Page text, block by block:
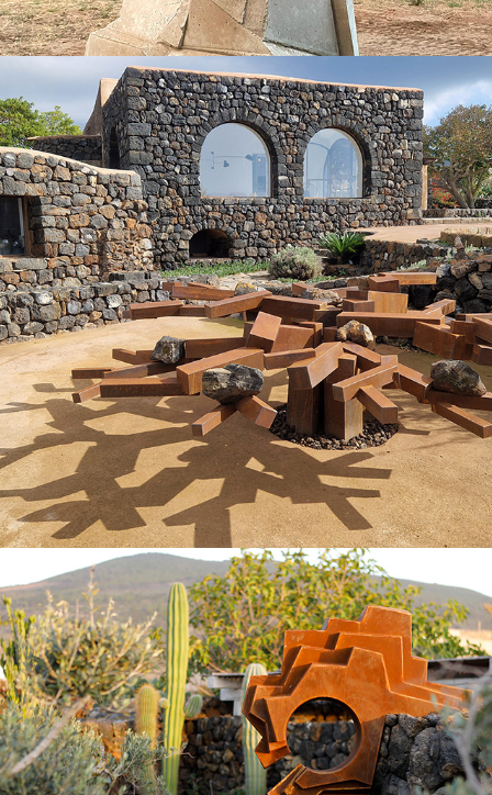
2024
L'ARBRE AUX PIERRES
2024